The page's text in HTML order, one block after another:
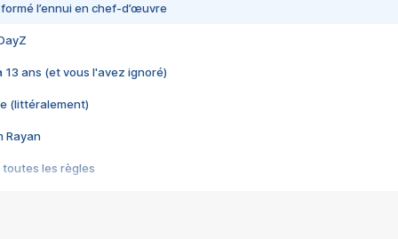
l’ennui en chef-d’œuvre
13 ans (et vous l'avez ignoré)
(littéralement)
Rayan
toutes les règles